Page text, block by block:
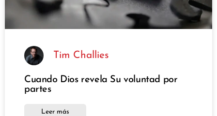
Tim Challies
Cuando Dios revela Su voluntad por
partes
Leer más